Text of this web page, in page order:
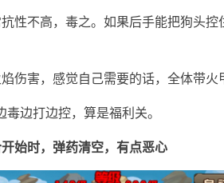
性不高，毒之。如果后手能把狗头
伤害，感觉自己需要的话，全体带火
边打边控，算是福利关。
开始时， 弹药清空， 有点恶心